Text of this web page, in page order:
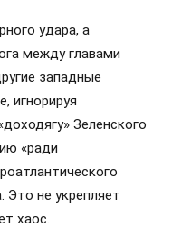
удара, а
между главами
западные
игнорируя
Зеленского
«ради
Это не укрепляет
хаос.